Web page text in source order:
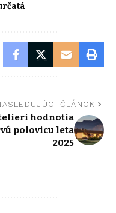
ČLÁNOK
hodnotia
polovicu leta
2025